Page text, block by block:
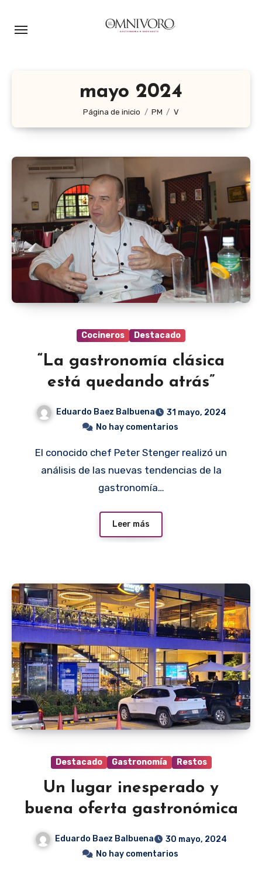
mayo 2024
Página de inicio PM V
Cocineros Destacado
“La gastronomía clásica
está quedando atrás”
Eduardo Baez Balbuena
31 mayo, 2024
No hay comentarios
El conocido chef Peter Stenger realizó un
análisis de las nuevas tendencias de la
gastronomía…
Leer más
Destacado Gastronomía Restos
Un lugar inesperado y
buena oferta gastronómica
Eduardo Baez Balbuena
30 mayo, 2024
No hay comentarios